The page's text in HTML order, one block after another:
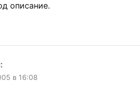
описание.
:
в 16:08